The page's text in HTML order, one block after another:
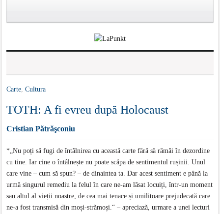
Carte,Cultura
TOTH: A fi evreu după Holocaust
Cristian Pătrăşconiu
*„Nu poți să fugi de întâlnirea cu această carte fără să rămâi în dezordine
cu tine. Iar cine o întâlnește nu poate scăpa de sentimentul rușinii. Unul
care vine – cum să spun? – de dinaintea ta. Dar acest sentiment e până la
urmă singurul remediu la felul în care ne-am lăsat locuiți, într-un moment
sau altul al vieții noastre, de cea mai tenace și umilitoare prejudecată care
ne-a fost transmisă din moși-strămoși.“ – apreciază, urmare a unei lecturi